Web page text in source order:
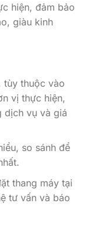
hiện, đảm bảo
giàu kinh
tùy thuộc vào
vị thực hiện,
dịch vụ và giá
so sánh để
thang máy tại
tư vấn và báo